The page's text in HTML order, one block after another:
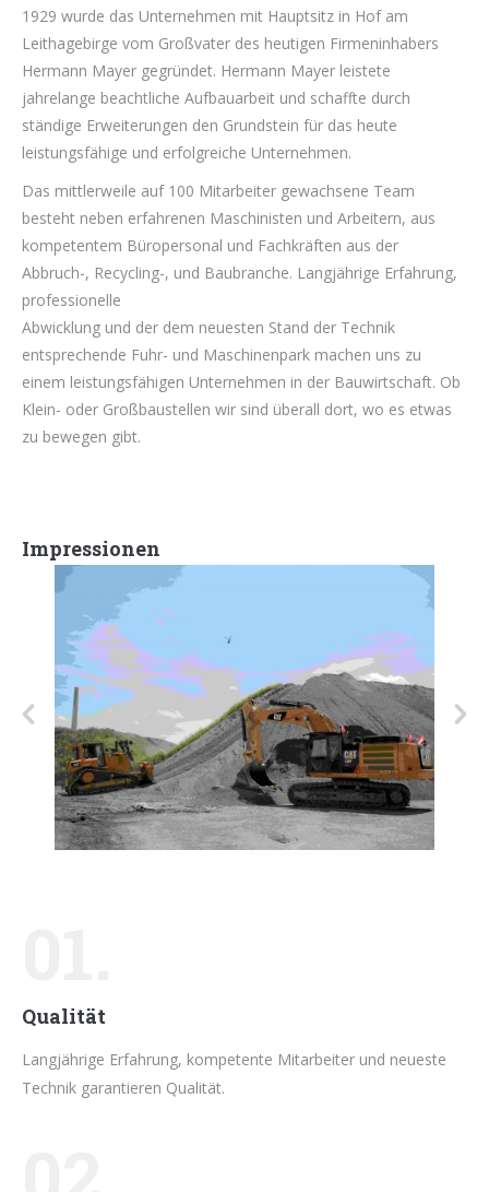
1929 wurde das Unternehmen mit Hauptsitz in Hof am
Leithagebirge vom Großvater des heutigen Firmeninhabers
Hermann Mayer gegründet. Hermann Mayer leistete
jahrelange beachtliche Aufbauarbeit und schaffte durch
ständige Erweiterungen den Grundstein für das heute
leistungsfähige und erfolgreiche Unternehmen.
Das mittlerweile auf 100 Mitarbeiter gewachsene Team
besteht neben erfahrenen Maschinisten und Arbeitern, aus
kompetentem Büropersonal und Fachkräften aus der
Abbruch-, Recycling-, und Baubranche. Langjährige Erfahrung,
professionelle
Abwicklung und der dem neuesten Stand der Technik
entsprechende Fuhr- und Maschinenpark machen uns zu
einem leistungsfähigen Unternehmen in der Bauwirtschaft. Ob
Klein- oder Großbaustellen wir sind überall dort, wo es etwas
zu bewegen gibt.
Impressionen
Qualität
Langjährige Erfahrung, kompetente Mitarbeiter und neueste
Technik garantieren Qualität.